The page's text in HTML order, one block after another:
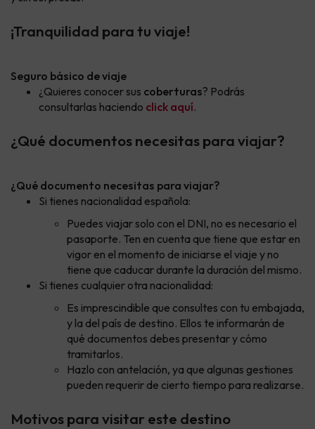
¡Tranquilidad para tu viaje!
Seguro básico de viaje
¿Quieres conocer sus coberturas? Podrás
consultarlas haciendo click aquí.
¿Qué documentos necesitas para viajar?
¿Qué documento necesitas para viajar?
Si tienes nacionalidad española:
Puedes viajar solo con el DNI, no es necesario el
pasaporte. Ten en cuenta que tiene que estar en
vigor en el momento de iniciarse el viaje y no
tiene que caducar durante la duración del mismo.
Si tienes cualquier otra nacionalidad:
Es imprescindible que consultes con tu embajada,
y la del país de destino. Ellos te informarán de
qué documentos debes presentar y cómo
tramitarlos.
Hazlo con antelación, ya que algunas gestiones
pueden requerir de cierto tiempo para realizarse.
Motivos para visitar este destino